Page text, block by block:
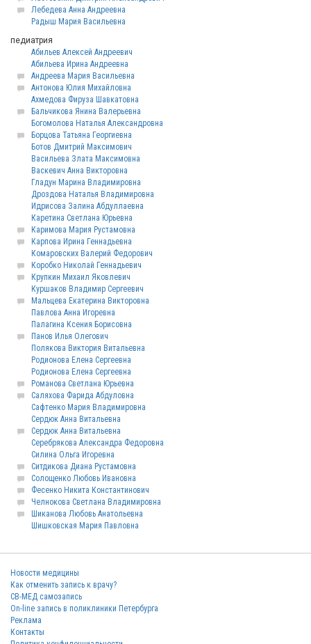
Лебедева Анна Андреевна
Радыш Мария Васильевна
педиатрия
Абильев Алексей Андреевич
Абильева Ирина Андреевна
Андреева Мария Васильевна
Антонова Юлия Михайловна
Ахмедова Фируза Шавкатовна
Бальчикова Янина Валерьевна
Богомолова Наталья Александровна
Борцова Татьяна Георгиевна
Ботов Дмитрий Максимович
Васильева Злата Максимовна
Васкевич Анна Викторовна
Гладун Марина Владимировна
Дроздова Наталья Владимировна
Идрисова Залина Абдуллаевна
Каретина Светлана Юрьевна
Каримова Мария Рустамовна
Карпова Ирина Геннадьевна
Комаровских Валерий Федорович
Коробко Николай Геннадьевич
Крупкин Михаил Яковлевич
Куршаков Владимир Сергеевич
Мальцева Екатерина Викторовна
Павлова Анна Игоревна
Палагина Ксения Борисовна
Панов Илья Олегович
Полякова Виктория Витальевна
Родионова Елена Сергеевна
Родионова Елена Сергеевна
Романова Светлана Юрьевна
Саляхова Фарида Абдуловна
Сафтенко Мария Владимировна
Сердюк Анна Витальевна
Сердюк Анна Витальевна
Серебрякова Александра Федоровна
Силина Ольга Игоревна
Ситдикова Диана Рустамовна
Солощенко Любовь Ивановна
Фесенко Никита Константинович
Челнокова Светлана Владимировна
Шиканова Любовь Анатольевна
Шишковская Мария Павловна
Новости медицины
Как отменить запись к врачу?
СВ-МЕД самозапись
On-line запись в поликлиники Петербурга
Реклама
Контакты